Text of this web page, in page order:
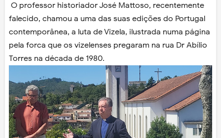
O professor historiador José Mattoso, recentemente
falecido, chamou a uma das suas edições do Portugal
contemporânea, a luta de Vizela, ilustrada numa página
pela forca que os vizelenses pregaram na rua Dr Abílio
Torres na década de 1980.